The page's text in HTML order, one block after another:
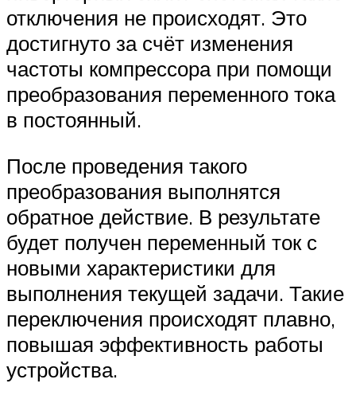
отключения не происходят. Это
достигнуто за счёт изменения
частоты компрессора при помощи
преобразования переменного тока
в постоянный.
После проведения такого
преобразования выполнятся
обратное действие. В результате
будет получен переменный ток с
новыми характеристики для
выполнения текущей задачи. Такие
переключения происходят плавно,
повышая эффективность работы
устройства.